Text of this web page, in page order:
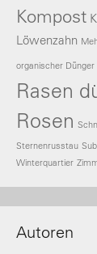
Kompost
Löwenzahn
organischer Dünger
Rasen
Rosen
Sternenrusstau
Winterquartier
Autoren